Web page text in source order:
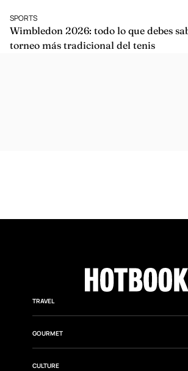
SPORTS
Wimbledon 2026: todo lo que debes
torneo más tradicional del tenis
TRAVEL
GOURMET
CULTURE